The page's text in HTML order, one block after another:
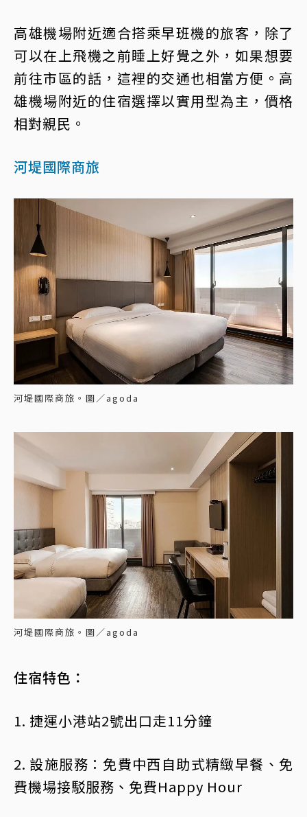
高雄機場附近適合搭乘早班機的旅客，除了
可以在上飛機之前睡上好覺之外，如果想要
前往市區的話，這裡的交通也相當方便。高
雄機場附近的住宿選擇以實用型為主，價格
相對親民。
河堤國際商旅
河堤國際商旅。圖／agoda
河堤國際商旅。圖／agoda
住宿特色：
1. 捷運小港站2號出口走11分鐘
2. 設施服務：免費中西自助式精緻早餐、免
費機場接駁服務、免費Happy Hour